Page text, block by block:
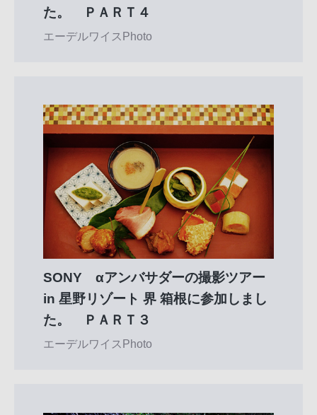
た。 ＰＡＲＴ４
エーデルワイスPhoto
SONY αアンバサダーの撮影ツアー
in 星野リゾート 界 箱根に参加しまし
た。 ＰＡＲＴ３
エーデルワイスPhoto